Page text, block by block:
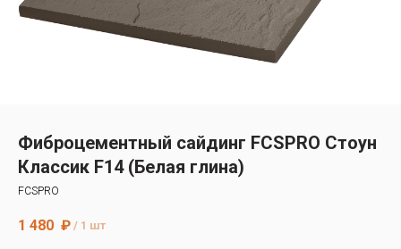
Главная
Бетэко
Cedral
Фибратек
Fibraplank
Фиброцементный сайдинг FCSPRO Стоун
Классик F14 (Белая глина)
FCSPRO
1 480 ₽ / 1 шт